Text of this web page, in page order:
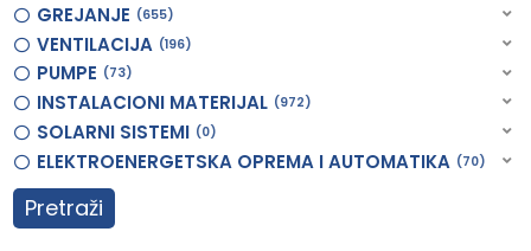
GREJANJE 655
VENTILACIJA 196
PUMPE 73
INSTALACIONI MATERIJAL 972
SOLARNI SISTEMI 0
ELEKTROENERGETSKA OPREMA I AUTOMATIKA 70
Pretraži